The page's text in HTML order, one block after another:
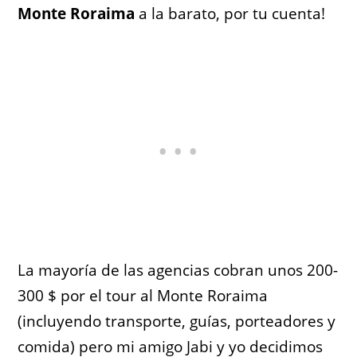
Monte Roraima a la barato, por tu cuenta!
La mayoría de las agencias cobran unos 200-
300 $ por el tour al Monte Roraima
(incluyendo transporte, guías, porteadores y
comida) pero mi amigo Jabi y yo decidimos